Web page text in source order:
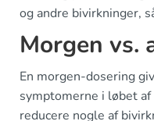
og andre bivirkninger,
Morgen vs.
En morgen-dosering
symptomerne i løbet
reducere nogle af